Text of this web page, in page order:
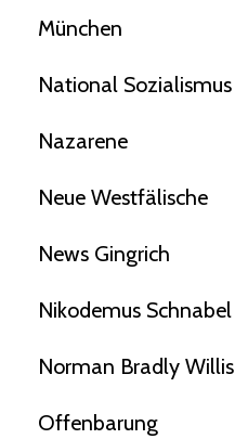
München
National Sozialismus
Nazarene
Neue Westfälische
News Gingrich
Nikodemus Schnabel
Norman Bradly Willis
Offenbarung